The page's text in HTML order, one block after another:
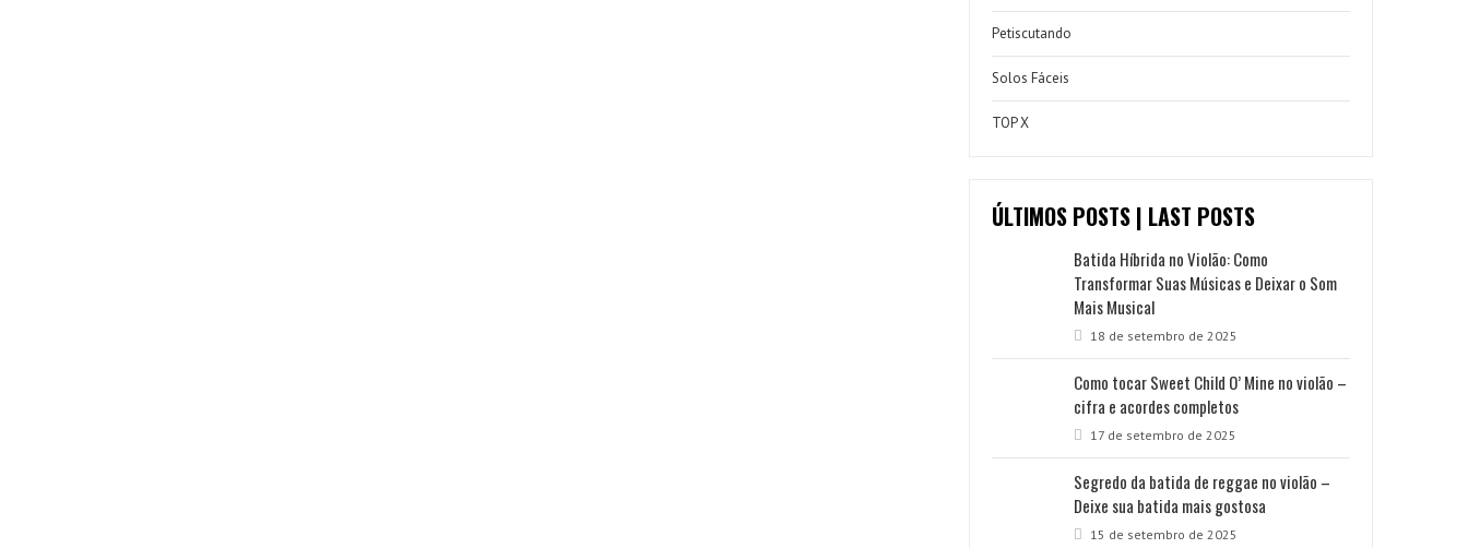
Petiscutando
Solos Fáceis
TOP X
ÚLTIMOS POSTS | LAST POSTS
Batida Híbrida no Violão: Como
Transformar Suas Músicas e Deixar o Som
Mais Musical
18 de setembro de 2025
Como tocar Sweet Child O’ Mine no violão –
cifra e acordes completos
17 de setembro de 2025
Segredo da batida de reggae no violão –
Deixe sua batida mais gostosa
15 de setembro de 2025